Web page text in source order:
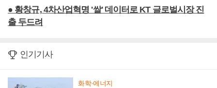
● 황창규, 4차산업혁명 '쌀' 데이터로 KT 글로벌시장 진
출 두드려
인기기사
화학·에너지